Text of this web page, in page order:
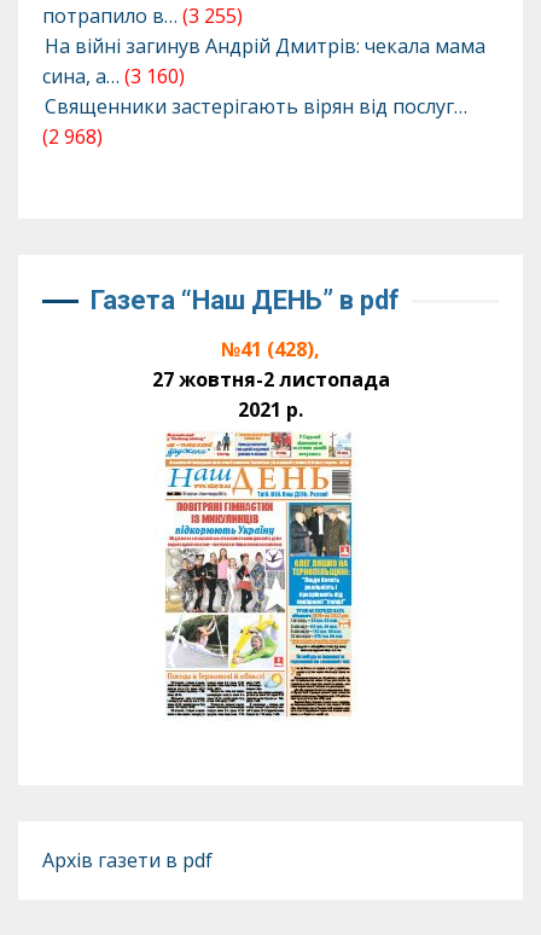
потрапило в… (3 255)
На війні загинув Андрій Дмитрів: чекала мама
сина, а… (3 160)
Священники застерігають вірян від послуг…
(2 968)
Газета “Наш ДЕНЬ” в pdf
№41 (428),
27 жовтня-2 листопада
2021 р.
Архів газети в pdf